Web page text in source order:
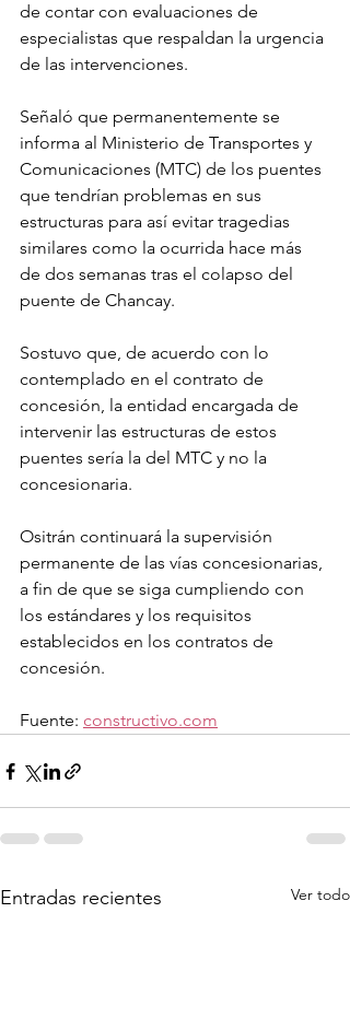
de contar con evaluaciones de
especialistas que respaldan la urgencia
de las intervenciones.
Señaló que permanentemente se
informa al Ministerio de Transportes y
Comunicaciones (MTC) de los puentes
que tendrían problemas en sus
estructuras para así evitar tragedias
similares como la ocurrida hace más
de dos semanas tras el colapso del
puente de Chancay.
Sostuvo que, de acuerdo con lo
contemplado en el contrato de
concesión, la entidad encargada de
intervenir las estructuras de estos
puentes sería la del MTC y no la
concesionaria.
Ositrán continuará la supervisión
permanente de las vías concesionarias,
a fin de que se siga cumpliendo con
los estándares y los requisitos
establecidos en los contratos de
concesión.
Fuente: constructivo.com
Entradas recientes Ver todo